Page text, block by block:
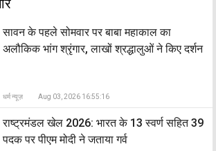
सावन के पहले सोमवार पर बाबा महाकाल का
अलौकिक भांग श्रृंगार, लाखों श्रद्धालुओं ने किए दर्शन
धर्म न्यूज़ Aug 03, 2026 16:55:16
राष्ट्रमंडल खेल 2026: भारत के 13 स्वर्ण सहित 39
पदक पर पीएम मोदी ने जताया गर्व